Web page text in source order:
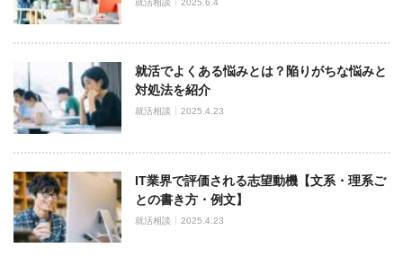
就活でよくある悩みとは？陥りがちな悩みと
対処法を紹介
就活相談 2025.4.23
IT業界で評価される志望動機【文系・理系ご
との書き方・例文】
就活相談 2025.4.23